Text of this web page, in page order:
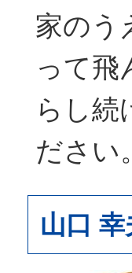
家のう
って飛
らし続
ださい。
山口